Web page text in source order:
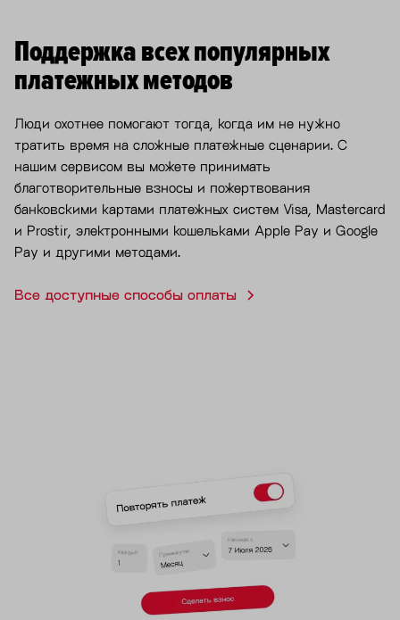
Поддержка всех популярных
платежных методов
Люди охотнее помогают тогда, когда им не нужно
тратить время на сложные платежные сценарии. С
нашим сервисом вы можете принимать
благотворительные взносы и пожертвования
банковскими картами платежных систем Visa, Mastercard
и Prostir, электронными кошельками Apple Pay и Google
Pay и другими методами.
Все доступные способы оплаты